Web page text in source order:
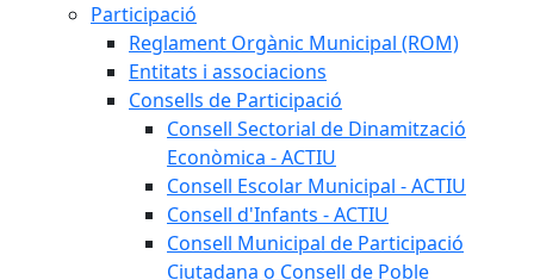
Participació
Reglament Orgànic Municipal (ROM)
Entitats i associacions
Consells de Participació
Consell Sectorial de Dinamització
Econòmica - ACTIU
Consell Escolar Municipal - ACTIU
Consell d'Infants - ACTIU
Consell Municipal de Participació
Ciutadana o Consell de Poble